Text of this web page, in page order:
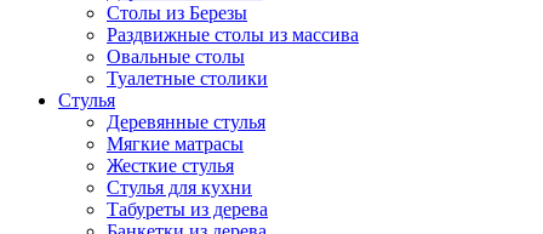
Столы из Березы
Раздвижные столы из массива
Овальные столы
Туалетные столики
Стулья
Деревянные стулья
Мягкие матрасы
Жесткие стулья
Стулья для кухни
Табуреты из дерева